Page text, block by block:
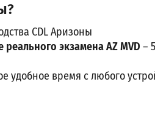
CDL Аризоны
экзамена AZ MVD –
удобное время с любого